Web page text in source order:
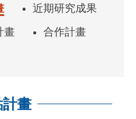
近期研究成果
畫
合作計畫
畫